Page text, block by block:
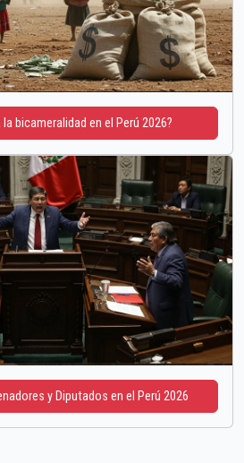
bicameralidad en el Perú 2026?
y Diputados en el Perú 2026